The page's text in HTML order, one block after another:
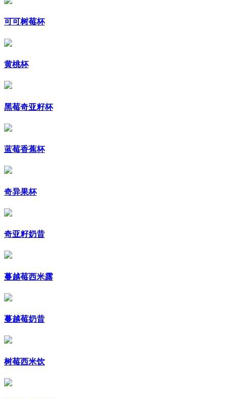
可可树莓杯
黄桃杯
黑莓奇亚籽杯
蓝莓香蕉杯
奇异果杯
奇亚籽奶昔
蔓越莓西米露
蔓越莓奶昔
树莓西米饮